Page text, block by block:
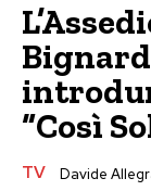
“Così
TV Davide